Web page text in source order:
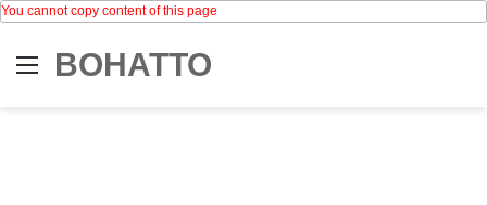
You cannot copy content of this page
Menu
BOHATTO